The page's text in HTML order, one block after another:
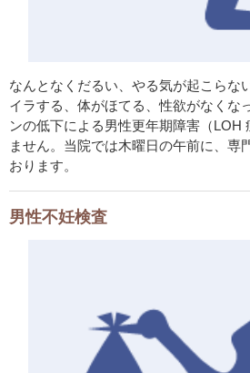
なんとなくだるい、やる気が起こらな
イラする、体がほてる、性欲がなくな
ンの低下による男性更年期障害（LOH
ません。当院では木曜日の午前に、専
おります。
男性不妊検査